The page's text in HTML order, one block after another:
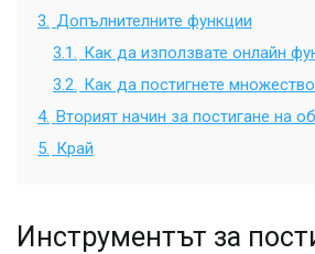
3.
Допълнителните функции
3.1.
Как да използвате онлайн
3.2.
Как да постигнете множество
4. Вторият начин за постигане на
5. Край
Инструментът за